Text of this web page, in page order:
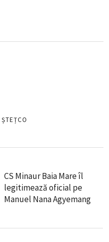
CS Minaur Baia Mare îl
legitimează oficial pe
Manuel Nana Agyemang